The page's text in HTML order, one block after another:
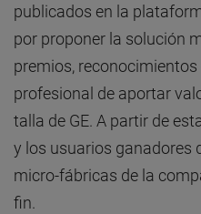
publicados en la
por proponer la solución
premios,
profesional de aportar
talla de GE. A partir de
y los usuarios ganadores
micro-fábricas de la
fin.